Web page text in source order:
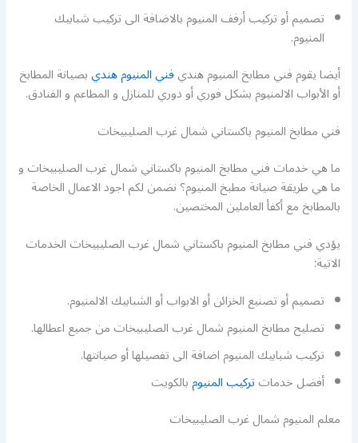
تصميم أو تركيب أرفف المنيوم بالاضافة الى تركيب شبابيك
المنيوم.
أيضا يقوم فني مطابخ المنيوم هنديفني المنيوم هنديبصيانة المطابخ
أو الأبواب الالمنيوم بشكل فوري أو دوري للمنازل و المطاعم و الفنادق.
فني مطابخ المنيوم باكستاني شمال غرب الصليبيخات
ما هي خدمات فني مطابخ المنيوم باكستاني شمال غرب الصليبيخات و
ما هي طريقة صيانة مطبخ المنيوم؟ نضمن لكم اجود الاعمال الخاصة
بالمطابخ مع أكفأ العاملين المختصين.
يؤدي فني مطابخ المنيوم باكستاني شمال غرب الصليبيخات الخدمات
الاتية:
تصميم أو تصنيع الخزائن أو الابواب أو الشبابيك الالمنيوم.
تصليح مطابخ المنيوم شمال غرب الصليبيخات من جميع اعطالها.
تركيب شبابيك المنيوم اضافة الى تفصيلها أو صيانتها.
أفضل خدماتتركيب المنيومبالكويت
معلم المنيوم شمال غرب الصليبيخات